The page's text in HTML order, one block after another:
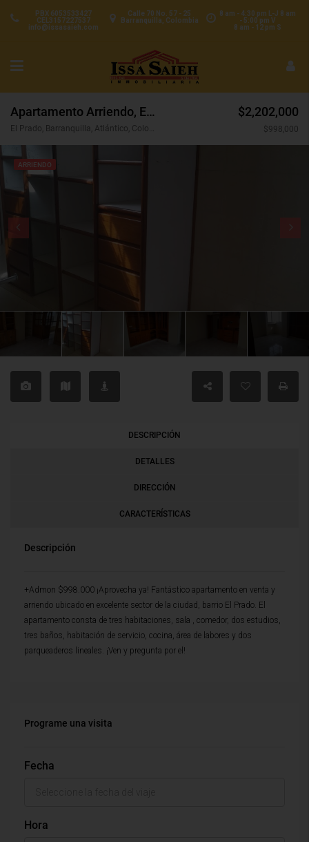
8 am - 4:30 pm L-J 8 am
- 5:00 pm V
8 am - 12 pm S
Calle 70 No. 57 - 25
Barranquilla, Colombia
PBX 6053533427
CEL3157227537
info@issasaieh.com
Apartamento Arriendo, El Prado, Barranquilla (29904)
El Prado, Barranquilla, Atlántico, Colombia
$2,202,000
$998,000
ARRIENDO
DESCRIPCIÓN
DETALLES
DIRECCIÓN
CARACTERÍSTICAS
Descripción
+Admon $998.000 ¡Aprovecha ya! Fantástico apartamento en venta y
arriendo ubicado en excelente sector de la ciudad, barrio El Prado. El
apartamento consta de tres habitaciones, sala , comedor, dos estudios,
tres baños, habitación de servicio, cocina, área de labores y dos
parqueaderos lineales. ¡Ven y pregunta por el!
Programe una visita
Fecha
Hora